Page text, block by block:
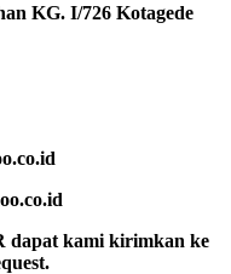
KG. I/726 Kotagede
dapat kami kirimkan ke